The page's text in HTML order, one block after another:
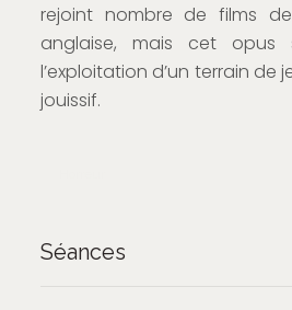
rejoint nombre de films
anglaise, mais cet opus
l’exploitation d’un terrain de
jouissif.
Séances